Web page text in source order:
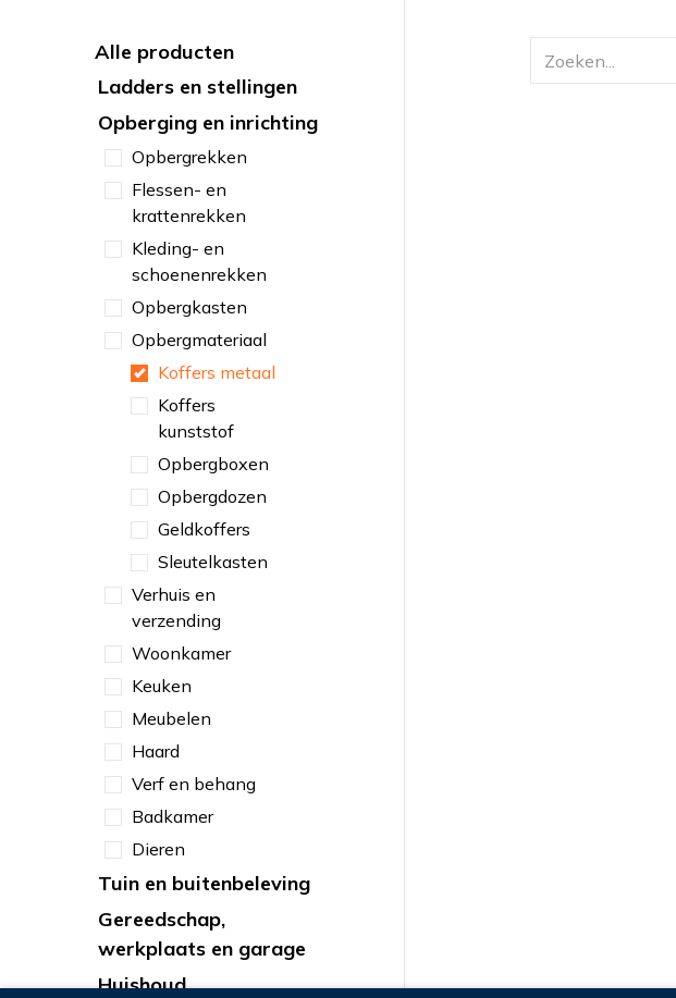
Alle producten
Ladders en stellingen
Opberging en inrichting
Opbergrekken
Flessen- en
krattenrekken
Kleding- en
schoenenrekken
Opbergkasten
Opbergmateriaal
Koffers metaal
Koffers
kunststof
Opbergboxen
Opbergdozen
Geldkoffers
Sleutelkasten
Verhuis en
verzending
Woonkamer
Keuken
Meubelen
Haard
Verf en behang
Badkamer
Dieren
Tuin en buitenbeleving
Gereedschap,
werkplaats en garage
Huishoud